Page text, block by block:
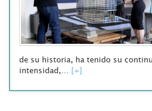
de su historia, ha tenido su
intensidad,… [+]